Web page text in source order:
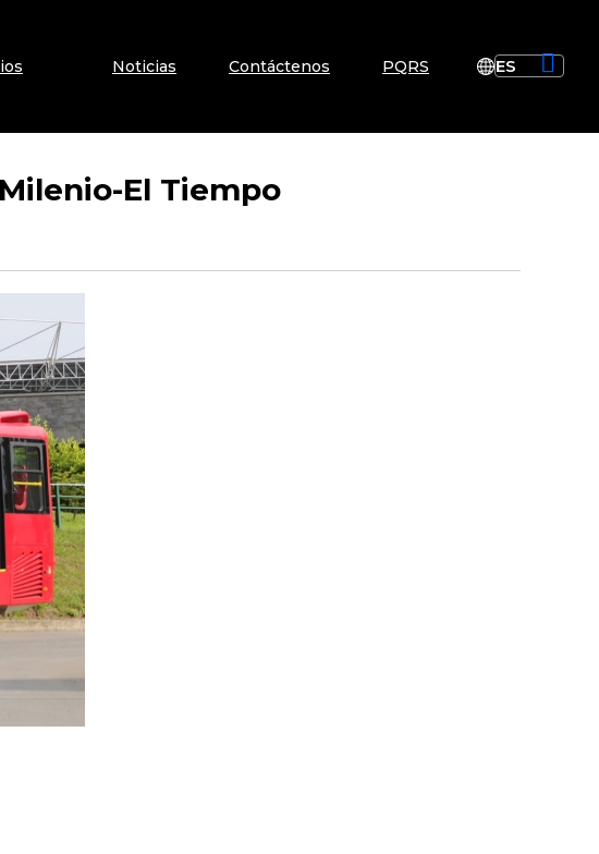
Noticias Contáctenos PQRS
El Tiempo